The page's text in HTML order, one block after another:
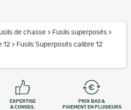
de chasse > Fusils superposés >
12 > Fusils Superposés calibre 12
EXPERTISE
& CONSEIL
PRIX BAS &
PAIEMENT EN PLUSIEURS